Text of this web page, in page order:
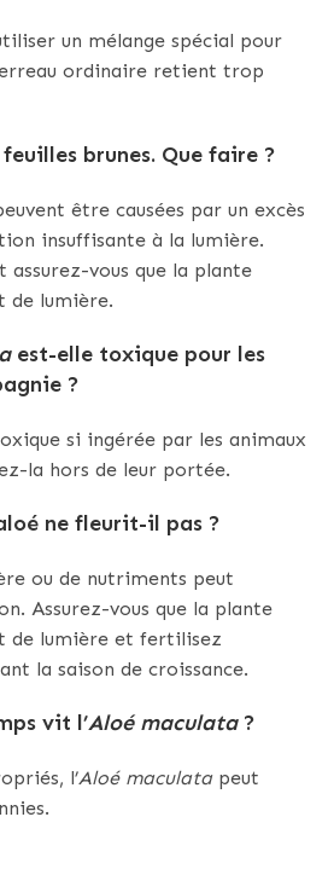
un mélange spécial pour
ordinaire retient trop
brunes. Que faire ?
être causées par un excès
insuffisante à la lumière.
assurez-vous que la plante
de lumière.
est-elle toxique pour les
?
si ingérée par les animaux
la hors de leur portée.
ne fleurit-il pas ?
ou de nutriments peut
Assurez-vous que la plante
de lumière et fertilisez
la saison de croissance.
vit l’Aloé maculata?
l’Aloé maculatapeut